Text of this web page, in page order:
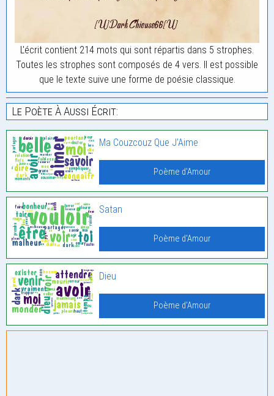
L'écrit contient 214 mots qui sont répartis dans 5 strophes.
Toutes les strophes sont composés de 4 vers. Il est possible
que le texte suive une forme de poésie classique.
Le Poète À Aussi Écrit:
Ma Couzcouz Que J’Aime
Poème d'Amour
Satan
Poème d'Amour
Dieu
Poème d'Amour